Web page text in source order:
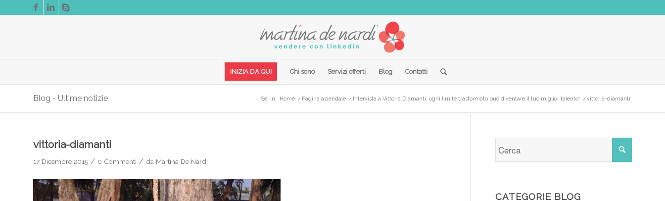
INIZIA DA QUI Chi sono Servizi offerti Blog Contatti
Blog - Ultime notizie Sei in: Home / Pagina aziendale / Intervista a Vittoria Diamanti: ogni limite trasformato può diventare il tuo miglior talento! / vittoria-diamanti
vittoria-diamanti
17 Dicembre 2015 / 0 Commenti / da Martina De Nardi
CATEGORIE BLOG